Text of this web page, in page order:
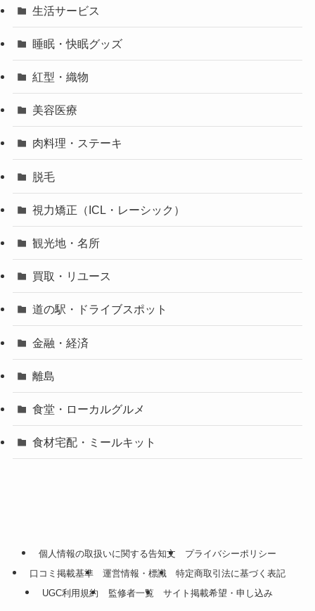
生活サービス
睡眠・快眠グッズ
紅型・織物
美容医療
肉料理・ステーキ
脱毛
視力矯正（ICL・レーシック）
観光地・名所
買取・リユース
道の駅・ドライブスポット
金融・経済
離島
食堂・ローカルグルメ
食材宅配・ミールキット
個人情報の取扱いに関する告知文
プライバシーポリシー
口コミ掲載基準
運営情報・標識
特定商取引法に基づく表記
UGC利用規約
監修者一覧 サイト掲載希望・申し込み